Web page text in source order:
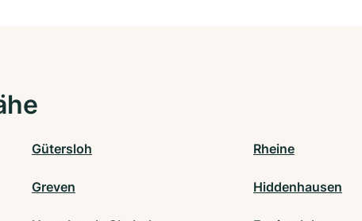
Gütersloh Rheine
Greven Hiddenhausen